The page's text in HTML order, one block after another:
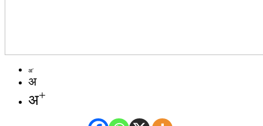
अ-
अ
अ+